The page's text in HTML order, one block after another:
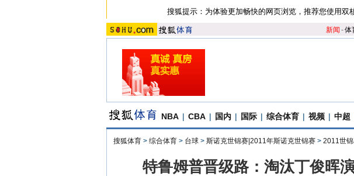
搜狐提示：为体验更加畅快的网页浏览，推荐您使用双
新闻 -体
NBA | CBA | 国内 | 国际 | 综合体育 | 视频 | 中超
搜狐体育 > 综合体育 > 台球 > 斯诺克世锦赛|2011年斯诺克世锦赛 > 2011世
特鲁姆普晋级路：淘汰丁俊晖